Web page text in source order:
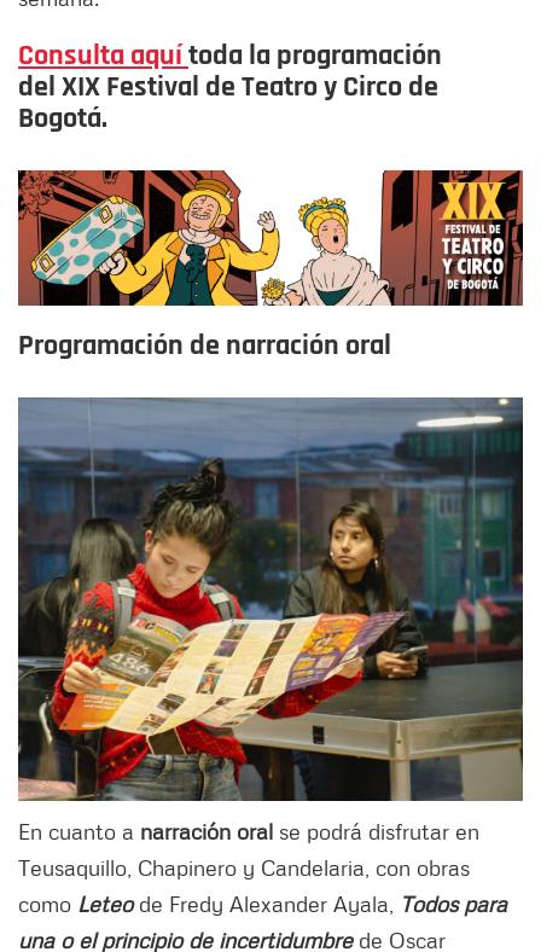
Consulta aquítoda la programación
del XIX Festival de Teatro y Circo de
Bogotá.
Programación de narración oral
En cuanto a narración oral se podrá disfrutar en
Teusaquillo, Chapinero y Candelaria, con obras
como Leteode Fredy Alexander Ayala, Todos para
una o el principio de incertidumbrede Oscar